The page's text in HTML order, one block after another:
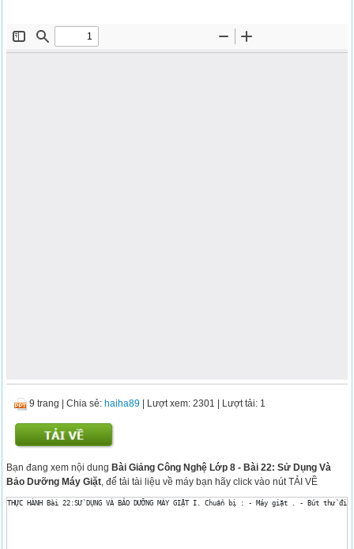
9 trang |Chia sẻ: haiha89 | Lượt xem: 2301 | Lượt tải: 1
Bạn đang xem nội dungBài Giảng Công Nghệ Lớp 8 - Bài 22: Sử Dụng Và
Bảo Dưỡng Máy Giặt , để tải tài liệu về máy bạn hãy click vào nút TẢI VỀ